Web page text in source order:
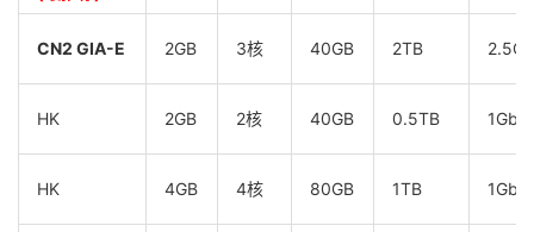
CN2 GIA-E 2GB 3核 40GB 2TB
HK 2GB 2核 40GB 0.5TB
HK 4GB 4核 80GB 1TB